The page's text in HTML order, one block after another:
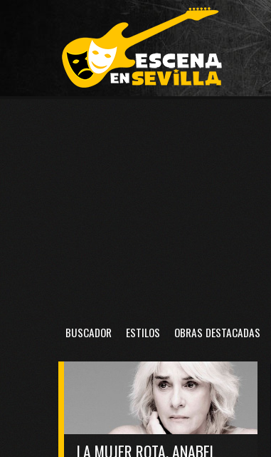
BUSCADOR ESTILOS OBRAS DESTACADAS
LA MUJER ROTA. ANABEL